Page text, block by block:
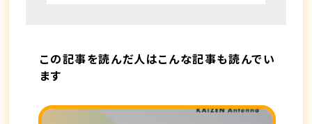
この記事を読んだ人はこんな記事も読んでい
ます